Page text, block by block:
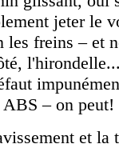
jeter le
les freins – et
ABS – on
et la